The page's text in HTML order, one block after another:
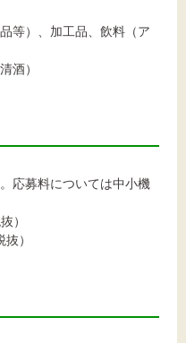
等）、加工品、飲料（ア
酒）
応募料については中小機
）
）